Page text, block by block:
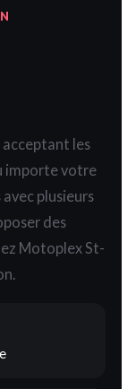
acceptant les
importe votre
plusieurs
des
Motoplex St-